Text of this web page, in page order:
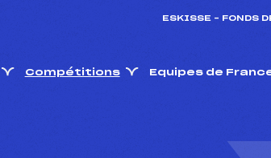
ESKISSE – FONDS
Compétitions Equipes de